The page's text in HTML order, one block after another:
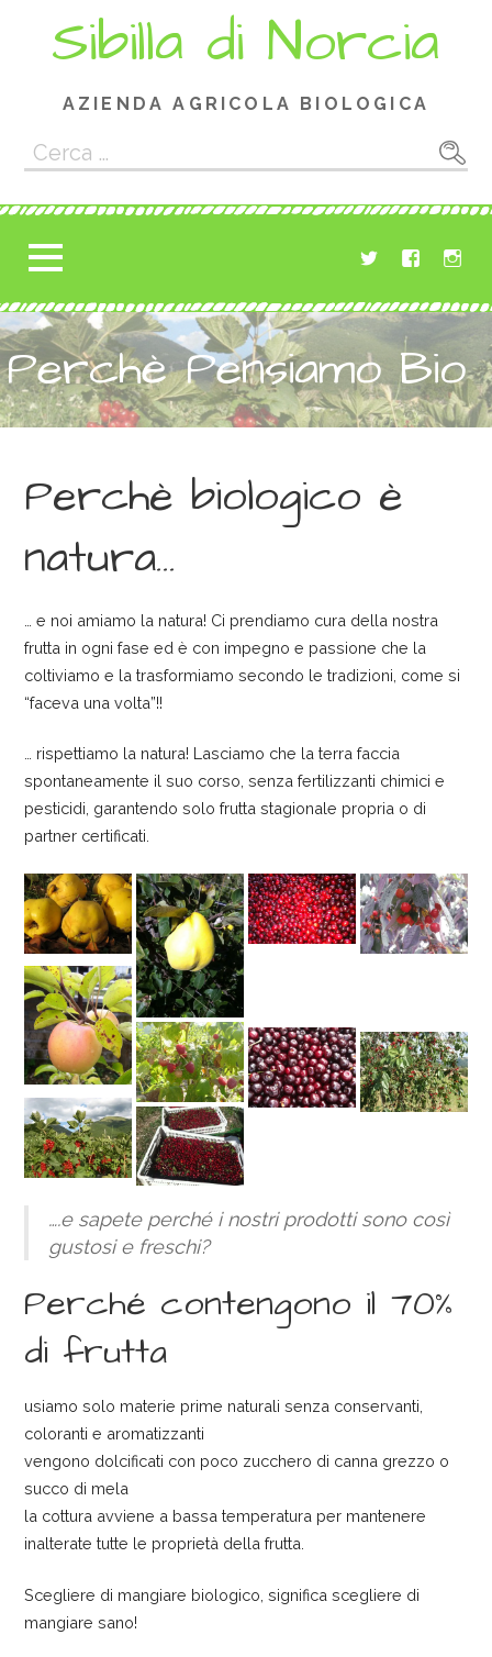
Sibilla di Norcia
AZIENDA AGRICOLA BIOLOGICA
Ricerca
per:
Perchè Pensiamo Bio
Perchè biologico è
natura…
… e noi amiamo la natura! Ci prendiamo cura della nostra
frutta in ogni fase ed è con impegno e passione che la
coltiviamo e la trasformiamo secondo le tradizioni, come si
“faceva una volta”!!
… rispettiamo la natura! Lasciamo che la terra faccia
spontaneamente il suo corso, senza fertilizzanti chimici e
pesticidi, garantendo solo frutta stagionale propria o di
partner certificati.
….e sapete perché i nostri prodotti sono così
gustosi e freschi?
Perché contengono il 70%
di frutta
usiamo solo materie prime naturali senza conservanti,
coloranti e aromatizzanti
vengono dolcificati con poco zucchero di canna grezzo o
succo di mela
la cottura avviene a bassa temperatura per mantenere
inalterate tutte le proprietà della frutta.
Scegliere di mangiare biologico, significa scegliere di
mangiare sano!